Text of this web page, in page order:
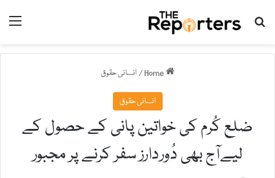
Search for
/ انسانی حقوق
انسانی حقوق
ضلع کُرم کی خواتین پانی کے حصول کے
لیےآج بھی دُوردارز سفر کرنے پر مجبور